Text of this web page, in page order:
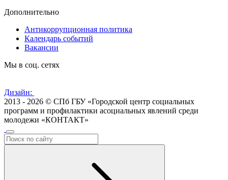
Дополнительно
Антикоррупционная политика
Календарь событий
Вакансии
Мы в соц. сетях
Дизайн:
2013 - 2026 © СПб ГБУ «Городской центр социальных
программ и профилактики асоциальных явлений среди
молодежи «КОНТАКТ»